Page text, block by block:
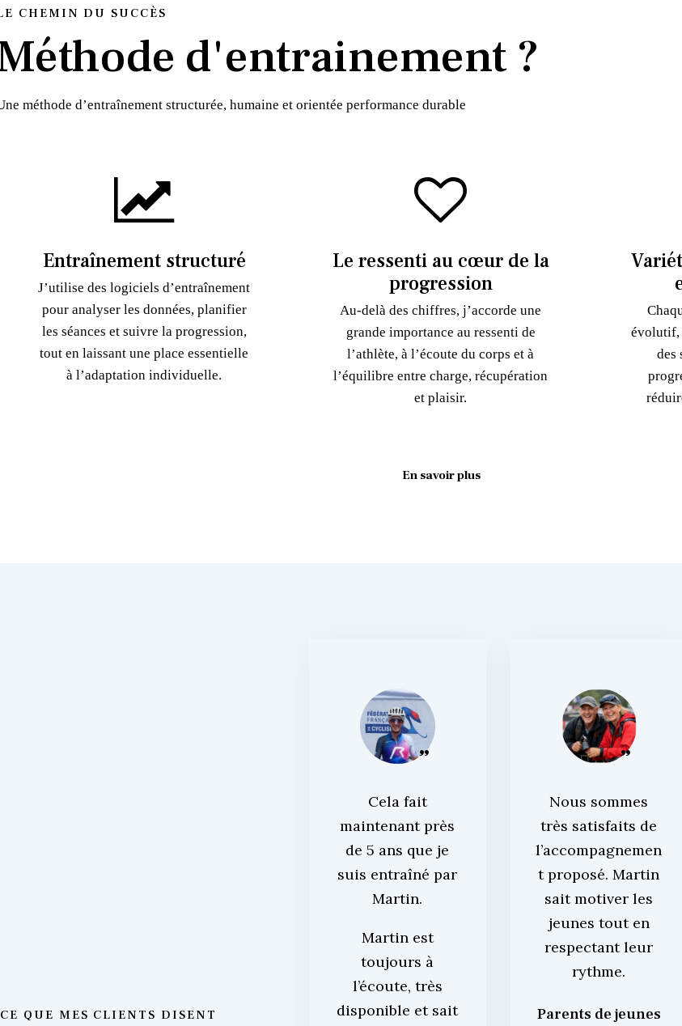
CHEMIN DU SUCCÈS
d'entrainement ?
méthode d’entraînement structurée, humaine et orientée performance durable
Entraînement structuré
J’utilise des logiciels d’entraînement
pour analyser les données, planifier
les séances et suivre la progression,
tout en laissant une place essentielle
à l’adaptation individuelle.
Le ressenti au cœur de la
progression
Au-delà des chiffres, j’accorde une
grande importance au ressenti de
l’athlète, à l’écoute du corps et à
l’équilibre entre charge, récupération
et plaisir.
évolutif,
des
En savoir plus
CE QUE MES CLIENTS DISENT
Cela fait
maintenant près
de 5 ans que je
suis entraîné par
Martin.
Martin est
toujours à
l’écoute, très
disponible et sait
Nous sommes
très satisfaits de
l’accompagnemen
t proposé. Martin
sait motiver les
jeunes tout en
respectant leur
rythme.
Parents de jeunes